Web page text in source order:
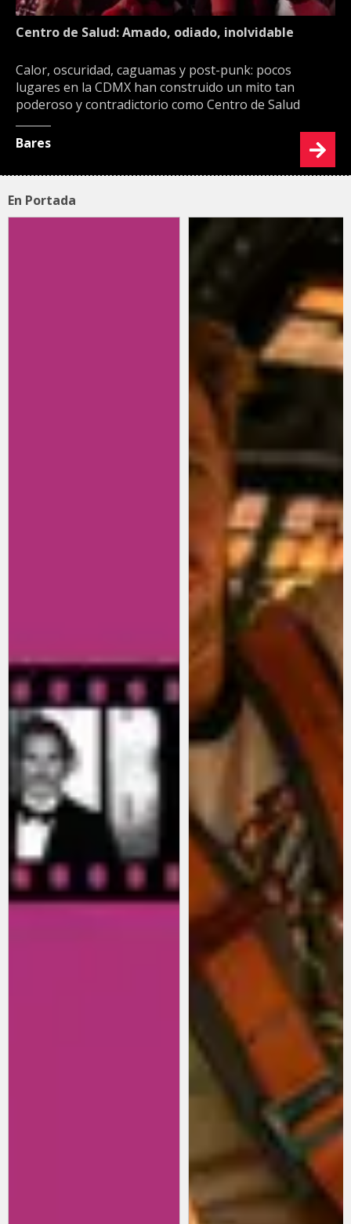
Centro de Salud: Amado, odiado, inolvidable
Calor, oscuridad, caguamas y post-punk: pocos
lugares en la CDMX han construido un mito tan
poderoso y contradictorio como Centro de Salud
Bares
En Portada